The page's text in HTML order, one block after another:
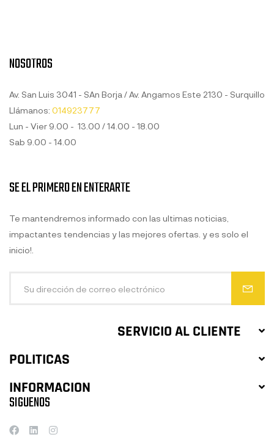
NOSOTROS
Av. San Luis 3041 - SAn Borja / Av. Angamos Este 2130 - Surquillo
Llámanos: 014923777
Lun - Vier 9.00 - 13.00 / 14.00 - 18.00
Sab 9.00 - 14.00
SERVICIO AL CLIENTE
POLITICAS
INFORMACION
SE EL PRIMERO EN ENTERARTE
Te mantendremos informado con las ultimas noticias,
impactantes tendencias y las mejores ofertas. y es solo el
inicio!.
SIGUENOS